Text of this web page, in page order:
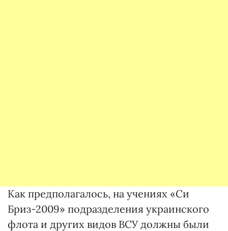
Как предполагалось, на учениях «Си
Бриз-2009» подразделения украинского
флота и других видов ВСУ должны были